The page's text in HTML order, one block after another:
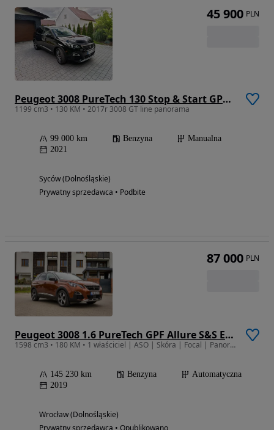
Peugeot 3008 PureTech 130 Stop & Start GPF Allure Business-Paket
1199 cm3 • 130 KM • 2017r 3008 GT line panorama
99 000 km Benzyna
Manualna
2021
Syców (Dolnośląskie)
Prywatny sprzedawca • Podbite
45 900 PLN
Peugeot 3008 1.6 PureTech GPF Allure S&S EAT8
1598 cm3 • 180 KM • 1 właściciel | ASO | Skóra | Focal | Panorama | Masaże
145 230 km Benzyna
Automatyczna
2019
Wrocław (Dolnośląskie)
87 000 PLN